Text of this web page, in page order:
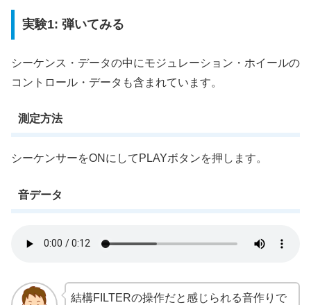
実験1: 弾いてみる
シーケンス・データの中にモジュレーション・ホイールの
コントロール・データも含まれています。
測定方法
シーケンサーをONにしてPLAYボタンを押します。
音データ
結構FILTERの操作だと感じられる音作りで